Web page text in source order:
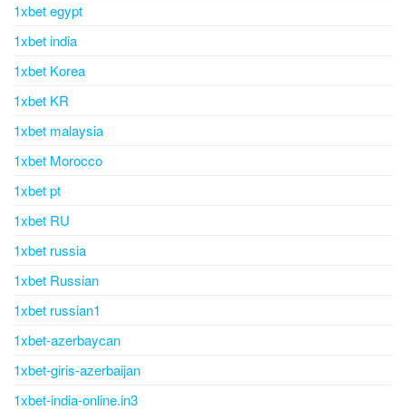
1xbet egypt
1xbet india
1xbet Korea
1xbet KR
1xbet malaysia
1xbet Morocco
1xbet pt
1xbet RU
1xbet russia
1xbet Russian
1xbet russian1
1xbet-azerbaycan
1xbet-giris-azerbaijan
1xbet-india-online.in3